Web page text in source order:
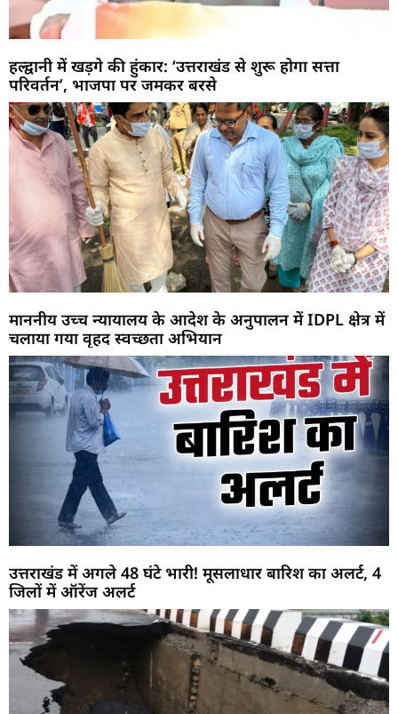
हल्द्वानी में खड़गे की हुंकार: ‘उत्तराखंड से शुरू होगा सत्ता
परिवर्तन’, भाजपा पर जमकर बरसे
माननीय उच्च न्यायालय के आदेश के अनुपालन में IDPL क्षेत्र में
चलाया गया वृहद स्वच्छता अभियान
उत्तराखंड में अगले 48 घंटे भारी! मूसलाधार बारिश का अलर्ट, 4
जिलों में ऑरेंज अलर्ट